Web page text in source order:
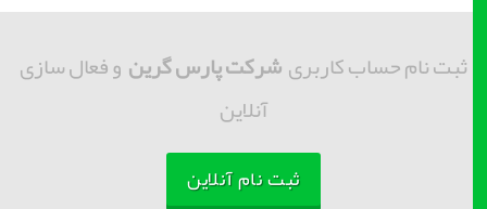
ثبت نام حساب کاربریشرکت پارس گرینو فعال سازی
آنلاین
ثبت نام آنلاین